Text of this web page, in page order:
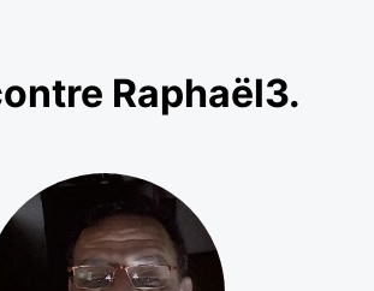
Raphaël3.